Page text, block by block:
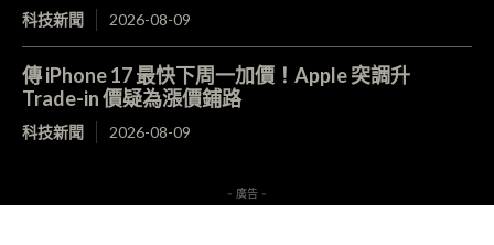
科技新聞 2026-08-09
傳 iPhone 17 最快下周一加價！Apple 突調升
Trade-in 價疑為漲價鋪路
科技新聞 2026-08-09
- 廣告 -